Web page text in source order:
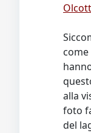
Olcott
alla
foto
del